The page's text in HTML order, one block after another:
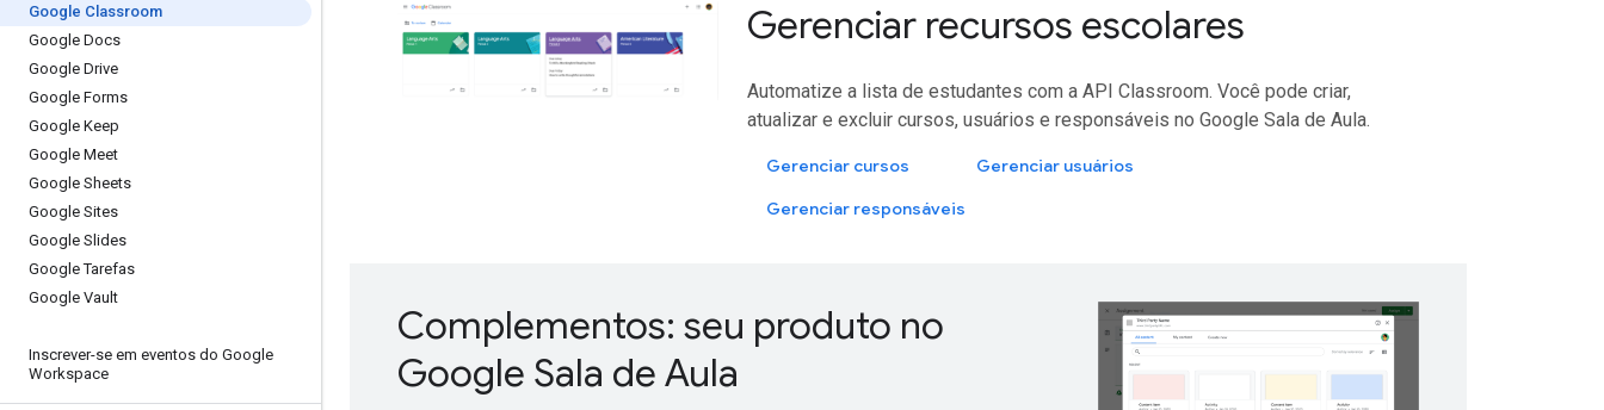
Google Classroom
Google Docs
Google Drive
Google Forms
Google Keep
Google Meet
Google Sheets
Google Sites
Google Slides
Google Tarefas
Google Vault
Inscrever-se em eventos do Google
Workspace
Gerenciar recursos escolares
Automatize a lista de estudantes com a API Classroom. Você pode criar,
atualizar e excluir cursos, usuários e responsáveis no Google Sala de Aula.
Gerenciar cursos
Gerenciar usuários
Gerenciar responsáveis
Complementos: seu produto no
Google Sala de Aula